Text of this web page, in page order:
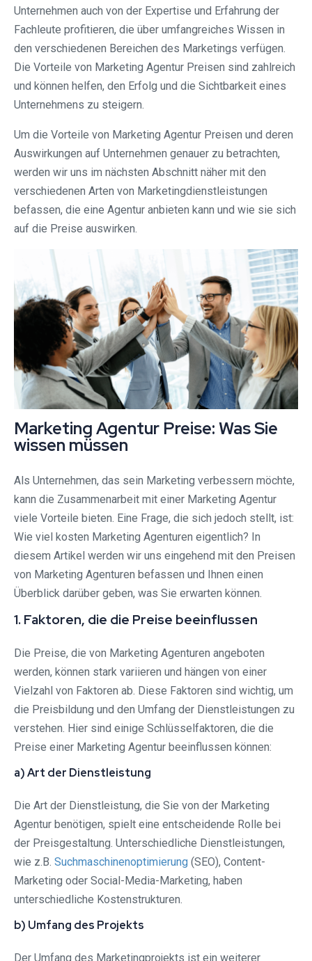
Unternehmen auch von der Expertise und Erfahrung der
Fachleute profitieren, die über umfangreiches Wissen in
den verschiedenen Bereichen des Marketings verfügen.
Die Vorteile von Marketing Agentur Preisen sind zahlreich
und können helfen, den Erfolg und die Sichtbarkeit eines
Unternehmens zu steigern.
Um die Vorteile von Marketing Agentur Preisen und deren
Auswirkungen auf Unternehmen genauer zu betrachten,
werden wir uns im nächsten Abschnitt näher mit den
verschiedenen Arten von Marketingdienstleistungen
befassen, die eine Agentur anbieten kann und wie sie sich
auf die Preise auswirken.
Marketing Agentur Preise: Was Sie
wissen müssen
Als Unternehmen, das sein Marketing verbessern möchte,
kann die Zusammenarbeit mit einer Marketing Agentur
viele Vorteile bieten. Eine Frage, die sich jedoch stellt, ist:
Wie viel kosten Marketing Agenturen eigentlich? In
diesem Artikel werden wir uns eingehend mit den Preisen
von Marketing Agenturen befassen und Ihnen einen
Überblick darüber geben, was Sie erwarten können.
1. Faktoren, die die Preise beeinflussen
Die Preise, die von Marketing Agenturen angeboten
werden, können stark variieren und hängen von einer
Vielzahl von Faktoren ab. Diese Faktoren sind wichtig, um
die Preisbildung und den Umfang der Dienstleistungen zu
verstehen. Hier sind einige Schlüsselfaktoren, die die
Preise einer Marketing Agentur beeinflussen können:
a) Art der Dienstleistung
Die Art der Dienstleistung, die Sie von der Marketing
Agentur benötigen, spielt eine entscheidende Rolle bei
der Preisgestaltung. Unterschiedliche Dienstleistungen,
wie z.B. Suchmaschinenoptimierung (SEO), Content-
Marketing oder Social-Media-Marketing, haben
unterschiedliche Kostenstrukturen.
b) Umfang des Projekts
Der Umfang des Marketingprojekts ist ein weiterer